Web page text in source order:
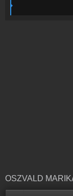
OSZVALD